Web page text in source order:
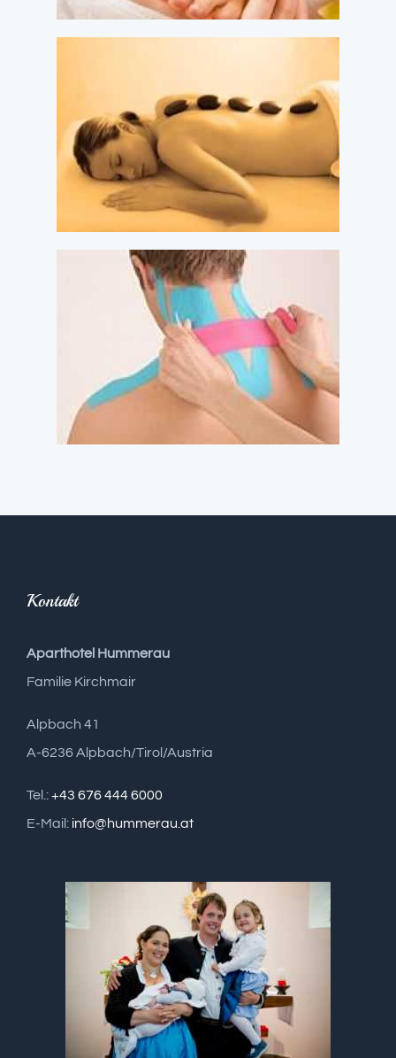
Kontakt
Aparthotel Hummerau
Familie Kirchmair
Alpbach 41
A-6236 Alpbach/Tirol/Austria
Tel.:+43 676 444 6000
E-Mail: info@hummerau.at